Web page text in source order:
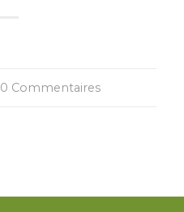
0 Commentaires